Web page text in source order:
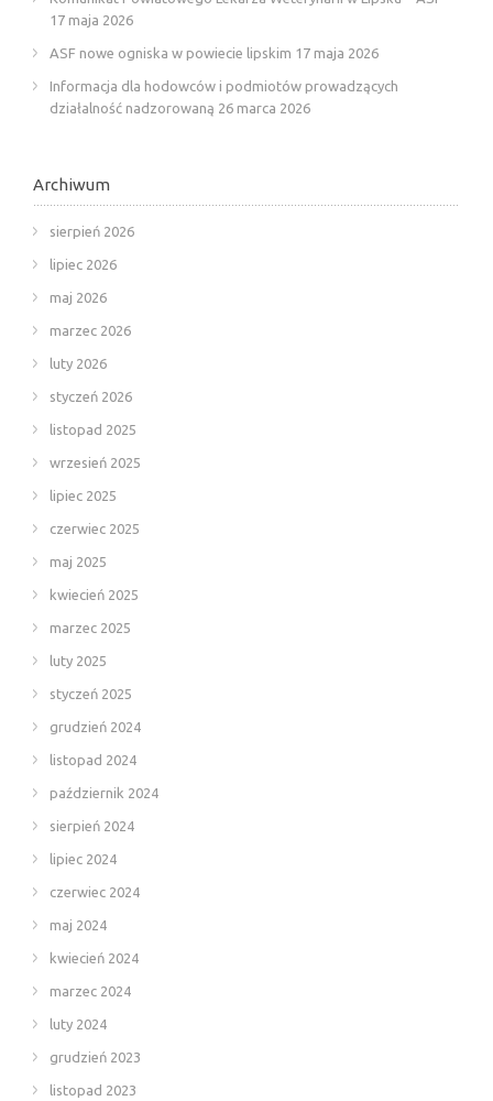
17 maja 2026
ASF nowe ogniska w powiecie lipskim 17 maja 2026
Informacja dla hodowców i podmiotów prowadzących
działalność nadzorowaną 26 marca 2026
Archiwum
sierpień 2026
lipiec 2026
maj 2026
marzec 2026
luty 2026
styczeń 2026
listopad 2025
wrzesień 2025
lipiec 2025
czerwiec 2025
maj 2025
kwiecień 2025
marzec 2025
luty 2025
styczeń 2025
grudzień 2024
listopad 2024
październik 2024
sierpień 2024
lipiec 2024
czerwiec 2024
maj 2024
kwiecień 2024
marzec 2024
luty 2024
grudzień 2023
listopad 2023